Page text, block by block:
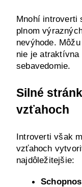
Mnohí introverti
plnom
nevýhode.
nie je
sebavedomie.
Silné
vzťahoch
Introverti však
vzťahoch
najdôležitejšie: